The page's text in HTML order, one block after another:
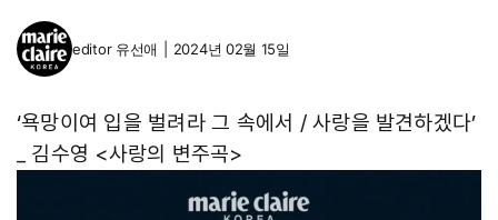
editor 유선애 2024년 02월 15일
‘욕망이여 입을 벌려라 그 속에서 / 사랑을 발견하겠다’
_ 김수영 <사랑의 변주곡>